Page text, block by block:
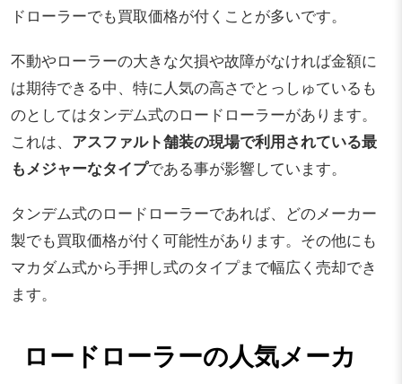
ドローラーでも買取価格が付くことが多いです。
不動やローラーの大きな欠損や故障がなければ金額に
は期待できる中、特に人気の高さでとっしゅているも
のとしてはタンデム式のロードローラーがあります。
これは、 アスファルト舗装の現場で利用されている最
もメジャーなタイプである事が影響しています。
タンデム式のロードローラーであれば、どのメーカー
製でも買取価格が付く可能性があります。その他にも
マカダム式から手押し式のタイプまで幅広く売却でき
ます。
ロードローラーの人気メーカ